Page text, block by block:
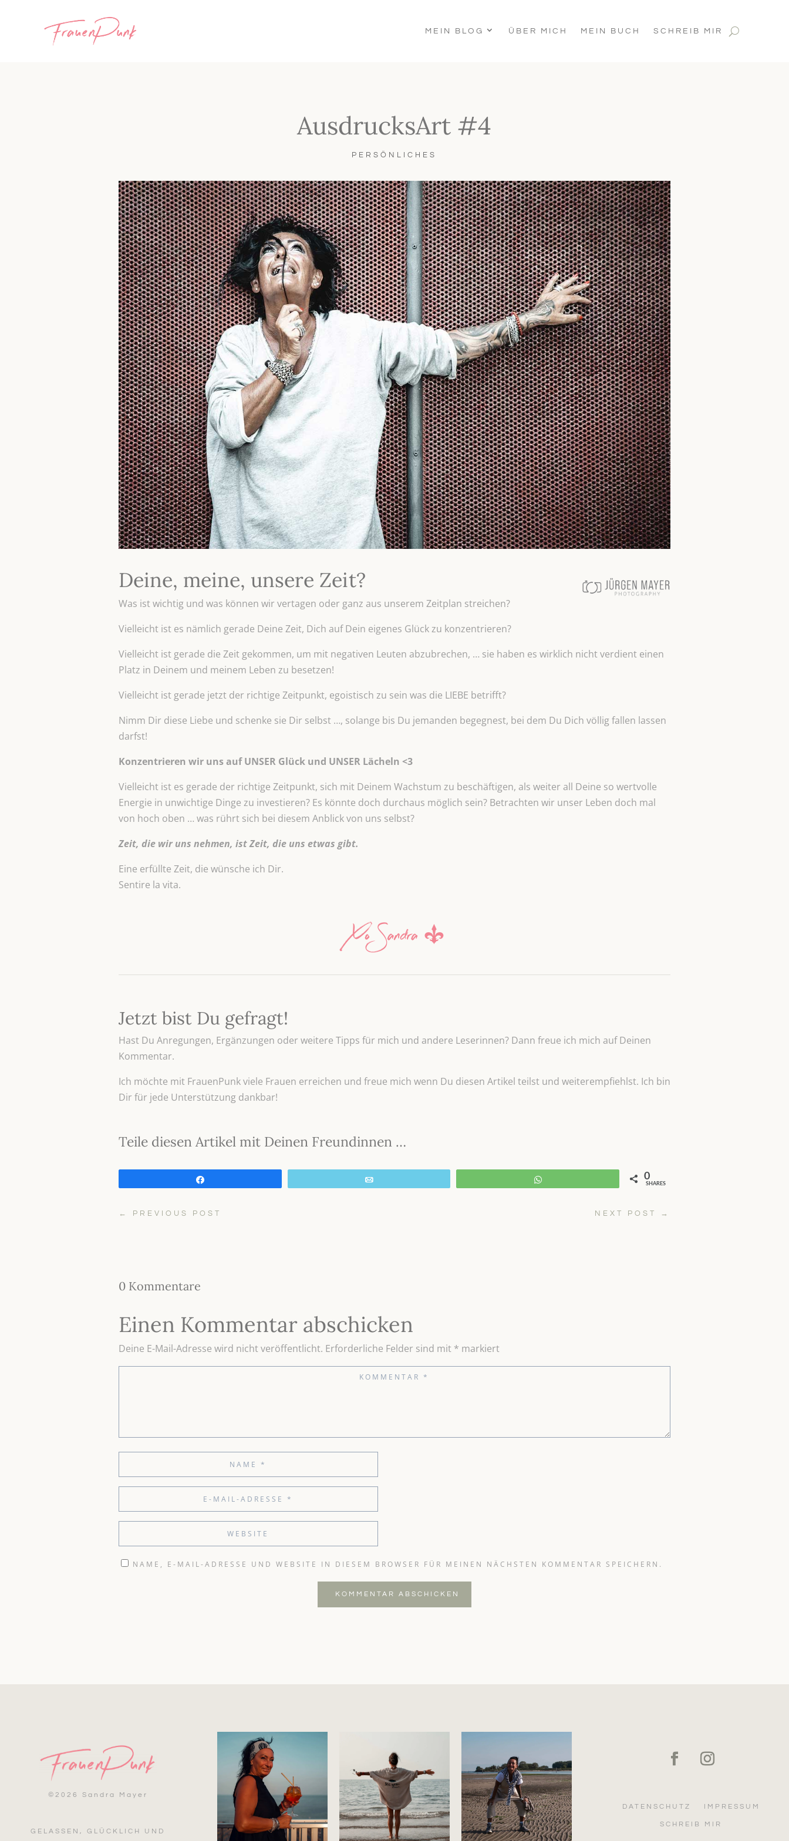
MEIN BLOG ÜBER MICH MEIN BUCH SCHREIB MIR
AusdrucksArt #4
PERSÖNLICHES
Deine, meine, unsere Zeit?
Was ist wichtig und was können wir vertagen oder ganz aus unserem Zeitplan streichen?
Vielleicht ist es nämlich gerade Deine Zeit, Dich auf Dein eigenes Glück zu konzentrieren?
Vielleicht ist gerade die Zeit gekommen, um mit negativen Leuten abzubrechen, … sie haben es wirklich nicht verdient einen
Platz in Deinem und meinem Leben zu besetzen!
Vielleicht ist gerade jetzt der richtige Zeitpunkt, egoistisch zu sein was die LIEBE betrifft?
Nimm Dir diese Liebe und schenke sie Dir selbst …, solange bis Du jemanden begegnest, bei dem Du Dich völlig fallen lassen
darfst!
Konzentrieren wir uns auf UNSER Glück und UNSER Lächeln <3
Vielleicht ist es gerade der richtige Zeitpunkt, sich mit Deinem Wachstum zu beschäftigen, als weiter all Deine so wertvolle
Energie in unwichtige Dinge zu investieren? Es könnte doch durchaus möglich sein? Betrachten wir unser Leben doch mal
von hoch oben … was rührt sich bei diesem Anblick von uns selbst?
Zeit, die wir uns nehmen, ist Zeit, die uns etwas gibt.
Eine erfüllte Zeit, die wünsche ich Dir.
Sentire la vita.
Jetzt bist Du gefragt!
Hast Du Anregungen, Ergänzungen oder weitere Tipps für mich und andere Leserinnen? Dann freue ich mich auf Deinen
Kommentar.
Ich möchte mit FrauenPunk viele Frauen erreichen und freue mich wenn Du diesen Artikel teilst und weiterempfiehlst. Ich bin
Dir für jede Unterstützung dankbar!
Teile diesen Artikel mit Deinen Freundinnen …
0
SHARES
← PREVIOUS POST NEXT POST →
0 Kommentare
Einen Kommentar abschicken
Deine E-Mail-Adresse wird nicht veröffentlicht. Erforderliche Felder sind mit * markiert
NAME, E-MAIL-ADRESSE UND WEBSITE IN DIESEM BROWSER FÜR MEINEN NÄCHSTEN KOMMENTAR SPEICHERN.
KOMMENTAR ABSCHICKEN
© 2026 Sandra Mayer
GELASSEN, GLÜCKLICH UND
DATENSCHUTZ IMPRESSUM
SCHREIB MIR